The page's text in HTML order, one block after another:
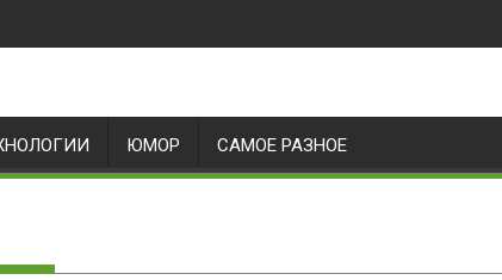
ЮМОР САМОЕ РАЗНОЕ